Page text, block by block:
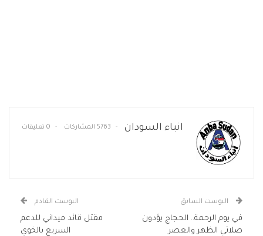
انباء السودان 5763 المشاركات 0 تعليقات
البوست السابق
في يوم الرحمة.. الحجاج يؤدون
صلاتي الظهر والعصر
البوست القادم
مقتل قائد ميداني للدعم
السريع بالخوي